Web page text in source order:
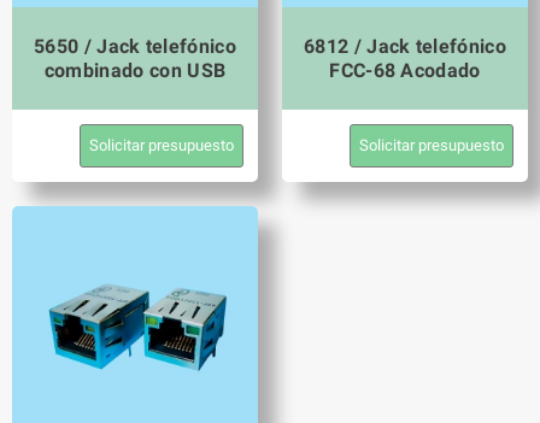
5650 / Jack telefónico
combinado con USB
Solicitar presupuesto
6812 / Jack telefónico
FCC-68 Acodado
Solicitar presupuesto